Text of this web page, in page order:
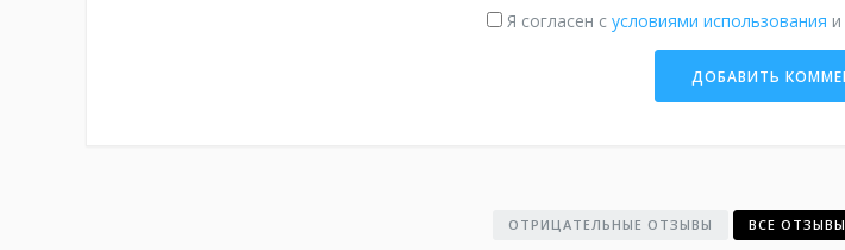
Я согласен с условиями использования и
ОТРИЦАТЕЛЬНЫЕ ОТЗЫВЫ ВСЕ ОТЗЫВЫ